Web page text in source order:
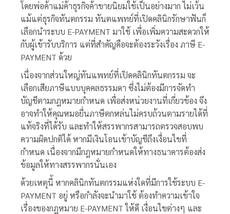
โดยพ่อค้าแม่ค้าธุรกิจค้าขายนิยมใช้เป็นอย่างมาก ไม่เว้น
แม้แต่ธุรกิจทันตกรรม ทันตแพทย์ที่เปิดคลินิกรักษาฟันก็
เลือกนำระบบ E-PAYMENT มาใช้ เพื่อเพิ่มความสะดวกให้
กับผู้เข้ารับบริการ แต่ที่สำคัญคือจะต้องระวังเรื่อง ภาษี E-
PAYMENT ด้วย
เนื่องจากส่วนใหญ่ทันแพทย์ที่เปิดคลินิกทันตกรรม จะ
เลือกเสียภาษีแบบบุคคลธรรมดา ซึ่งไม่ต้องมีการจัดทำ
บัญชีตามกฎหมายกำหนด เพื่อส่งหน่วยงานที่เกี่ยวข้อง จึง
อาจทำให้คุณหมอยื่นภาษีตกหล่นไม่ครบถ้วนตามรายได้ที่
แท้จริงที่ได้รับ และทำให้สรรพากรสามารถตรวจสอบพบ
ความผิดปกติได้ หากมีเงินโอนเข้าบัญชีถึงเงื่อนไขที่
กำหนด เนื่องจากมีกฎหมายกำหนดให้ทางธนาคารต้องส่ง
ข้อมูลให้ทางสรรพากรนั่นเอง
ด้วยเหตุนี้ หากคลินิกทันตกรรมแห่งใดที่มีการใช้ระบบ E-
PAYMENT อยู่ หรือกำลังจะนำมาใช้ ต้องทำความเข้าใจ
เรื่องของกฎหมาย E-PAYMENT ให้ดี เงื่อนไขต่างๆ และ